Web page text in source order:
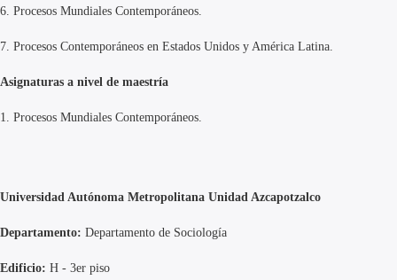
6. Procesos Mundiales Contemporáneos.
7. Procesos Contemporáneos en Estados Unidos y América Latina.
Asignaturas a nivel de maestría
1. Procesos Mundiales Contemporáneos.
Universidad Autónoma Metropolitana Unidad Azcapotzalco
Departamento: Departamento de Sociología
Edificio: H - 3er piso